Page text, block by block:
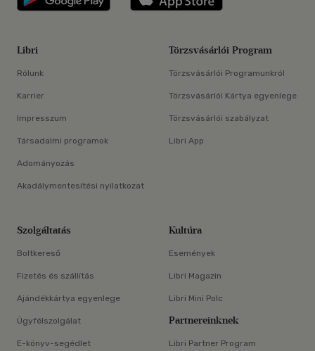
Libri
Rólunk
Karrier
Impresszum
Társadalmi programok
Adományozás
Akadálymentesítési nyilatkozat
Törzsvásárlói Program
Törzsvásárlói Programunkról
Törzsvásárlói Kártya egyenlege
Törzsvásárlói szabályzat
Libri App
Szolgáltatás
Boltkereső
Fizetés és szállítás
Ajándékkártya egyenlege
Ügyfélszolgálat
E-könyv-segédlet
Kultúra
Események
Libri Magazin
Libri Mini Polc
Partnereinknek
Libri Partner Program